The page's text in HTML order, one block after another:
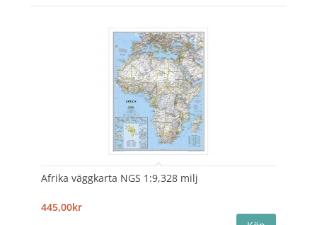
Afrika väggkarta NGS 1:9,328 milj
445,00kr